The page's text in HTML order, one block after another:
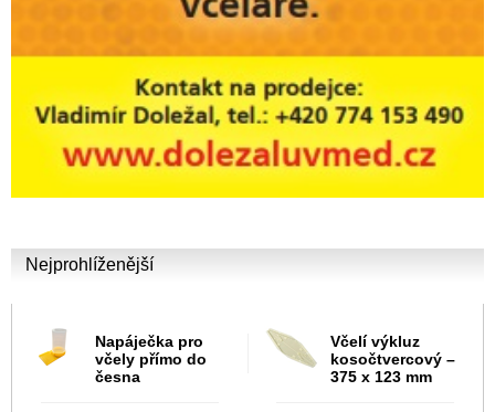
Nejprohlíženější
Napáječka pro
včely přímo do
česna
Včelí výkluz
kosočtvercový –
375 x 123 mm